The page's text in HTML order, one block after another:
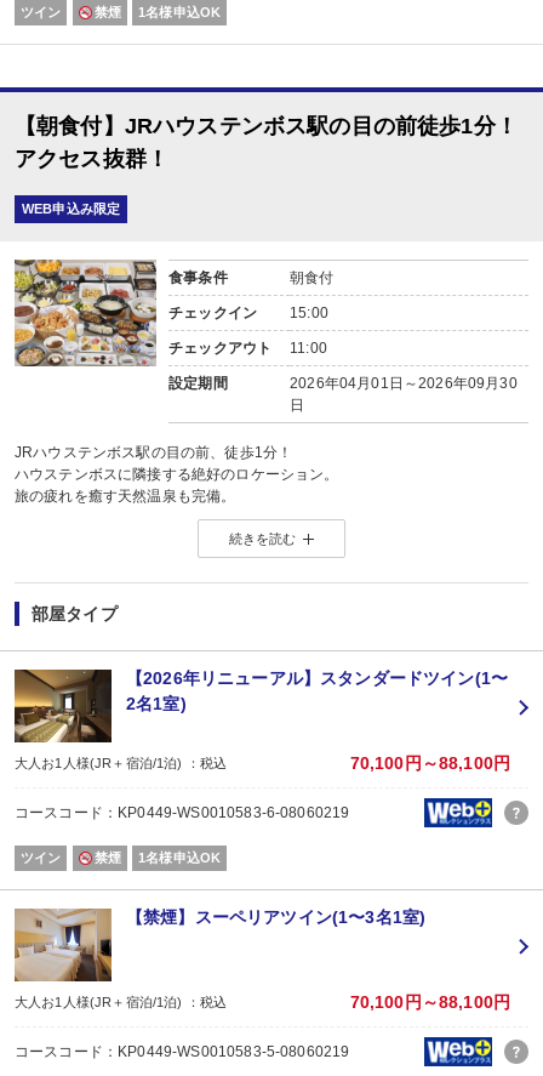
ツイン 禁煙 1名様申込OK
【朝食付】JRハウステンボス駅の目の前徒歩1分！
アクセス抜群！
WEB申込み限定
食事条件 朝食付
チェックイン 15:00
チェックアウト 11:00
設定期間
2026年04月01日～2026年09月30
日
JRハウステンボス駅の目の前、徒歩1分！
ハウステンボスに隣接する絶好のロケーション。
旅の疲れを癒す天然温泉も完備。
会場：ビュッフェレストラン「ビアゾン」
利用時間：7：00～10：00（入店終了 9：30）
■大浴場について（宿泊者無料）
ご宿泊のお客様は、6：00～24：00までご利用いただけます。
■駐車場について（宿泊者無料）
※チェックイン前から駐車可能。
※チェックアウト後の駐車は2000円を頂戴します。
※事前にご予約が必要です。
改装工事のお知らせ
客室改装工事
■工事期間：2026年3月30日（月）～ 2026年7月13日（月）
■作業時間：午前10時 ～ 午後3時
騒音を伴う作業は、午前11時～午後3時
続きを読む
部屋タイプ
【2026年リニューアル】スタンダードツイン(1〜
2名1室)
大人お1人様(JR＋宿泊/1泊) ：税込 70,100円～88,100円
コースコード：KP0449-WS0010583-6-08060219
ツイン 禁煙 1名様申込OK
【禁煙】スーペリアツイン(1〜3名1室)
大人お1人様(JR＋宿泊/1泊) ：税込 70,100円～88,100円
コースコード：KP0449-WS0010583-5-08060219